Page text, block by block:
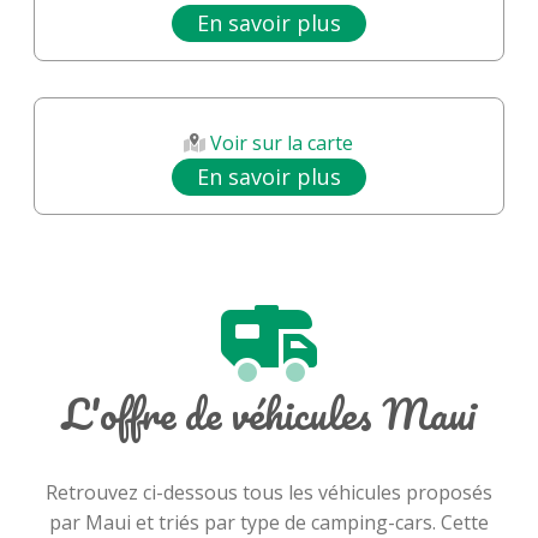
En savoir plus
Voir sur la carte
En savoir plus
L'offre de véhicules Maui
Retrouvez ci-dessous tous les véhicules proposés
par Maui et triés par type de camping-cars. Cette